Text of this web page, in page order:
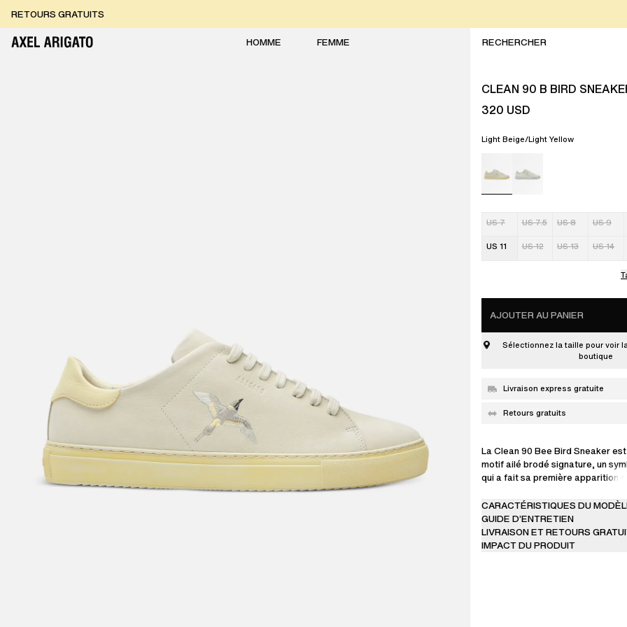
RETOURS GRATUITS
LIVRAISON EXPRESS GRATUITE
HOMME
FEMME
CLEAN 90 B BIRD
320 USD
Light Beige/Light Yellow
US 7 US 7.5 US 8 US 9
US 11 US 12 US 13 US 14
AJOUTER AU PANIER
Sélectionnez la taille pour voir
boutique
Livraison express gratuite
Retours gratuits
La Clean 90 Bee Bird Sneaker
motif ailé brodé signature, un
qui a fait sa première apparition
modèle est réalisée à la main en
gamme et soulignée d'une
contrastante.
CARACTÉRISTIQUES DU
GUIDE D’ENTRETIEN
LIVRAISON ET RETOURS
IMPACT DU PRODUIT